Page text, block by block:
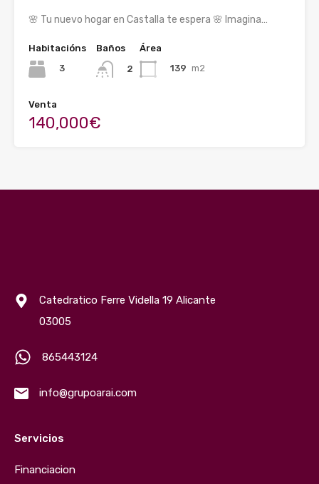
🌸 Tu nuevo hogar en Castalla te espera 🌸 Imagina…
Habitacións
3
Baños
2
Área
139 m2
Venta
140,000€
Catedratico Ferre Vidella 19 Alicante
03005
865443124
info@grupoarai.com
Servicios
Financiacion